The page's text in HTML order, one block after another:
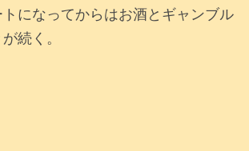
トになってからはお酒とギャンブル
続く。